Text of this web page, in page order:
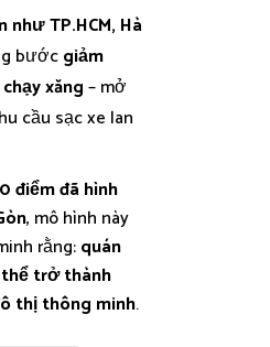
như TP.HCM, Hà
bướcgiảm
xăng– mở
cầu sạc xe lan
điểm đã hình
, mô hình này
rằng:quán
trở thành
thị thông minh.